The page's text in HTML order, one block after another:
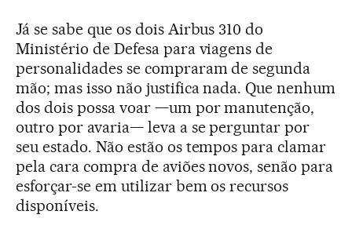
Já se sabe que os dois Airbus 310 do
Ministério de Defesa para viagens de
personalidades se compraram de segunda
mão; mas isso não justifica nada. Que nenhum
dos dois possa voar —um por manutenção,
outro por avaria— leva a se perguntar por
seu estado. Não estão os tempos para clamar
pela cara compra de aviões novos, senão para
esforçar-se em utilizar bem os recursos
disponíveis.